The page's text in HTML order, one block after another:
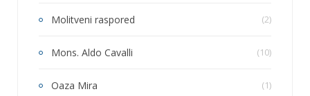
Molitveni raspored (2)
Mons. Aldo Cavalli (10)
Oaza Mira (1)